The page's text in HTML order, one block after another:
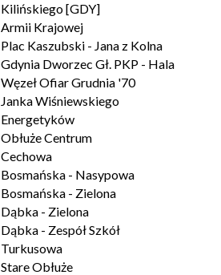
Kilińskiego [GDY]
Armii Krajowej
Plac Kaszubski - Jana z Kolna
Gdynia Dworzec Gł. PKP - Hala
Węzeł Ofiar Grudnia '70
Janka Wiśniewskiego
Energetyków
Obłuże Centrum
Cechowa
Bosmańska - Nasypowa
Bosmańska - Zielona
Dąbka - Zielona
Dąbka - Zespół Szkół
Turkusowa
Stare Obłuże